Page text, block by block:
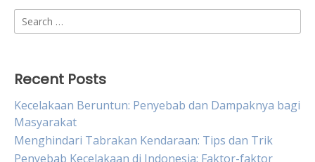
Search
for:
Recent Posts
Kecelakaan Beruntun: Penyebab dan Dampaknya bagi
Masyarakat
Menghindari Tabrakan Kendaraan: Tips dan Trik
Penyebab Kecelakaan di Indonesia: Faktor-faktor